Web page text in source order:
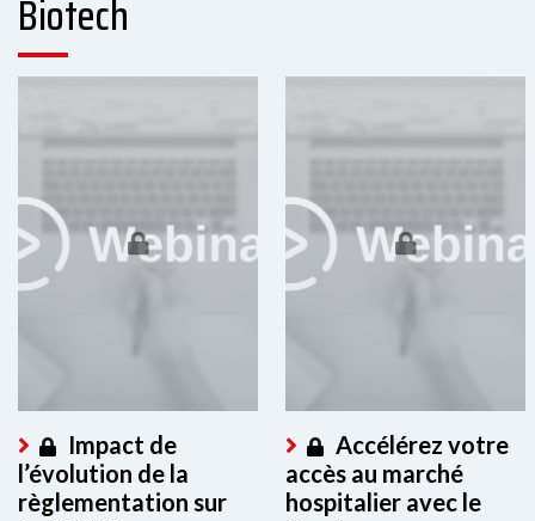
Biotech
Impact de
l’évolution de la
règlementation sur
Accélérez votre
accès au marché
hospitalier avec le